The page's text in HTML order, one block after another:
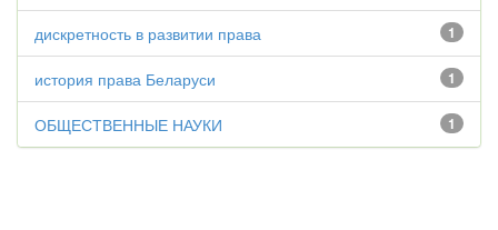
1
дискретность в развитии права
1
история права Беларуси
1
ОБЩЕСТВЕННЫЕ НАУКИ